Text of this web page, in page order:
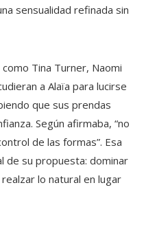
sensualidad refinada sin
Tina Turner, Naomi
a Alaïa para lucirse
que sus prendas
Según afirmaba, “no
de las formas”. Esa
de su propuesta: dominar
lo natural en lugar